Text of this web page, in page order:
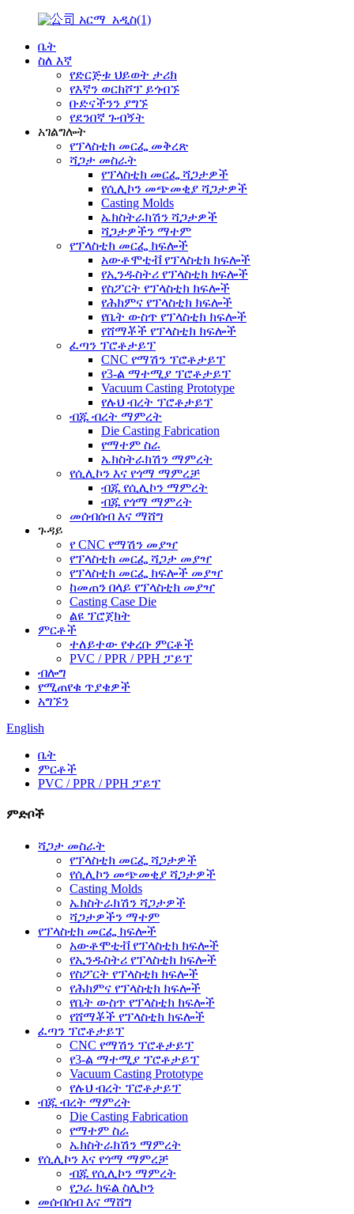
ቤት
ስለ እኛ
የድርጅቱ ህይወት ታሪክ
የእኛን ወርክሾፕ ይጎብኙ
ቡድናችንን ያግኙ
የደንበኛ ጉብኝት
አገልግሎት
የፕላስቲክ መርፌ መቅረጽ
ሻጋታ መስራት
የፕላስቲክ መርፌ ሻጋታዎች
የሲሊኮን መጭመቂያ ሻጋታዎች
Casting Molds
ኤክስትራክሽን ሻጋታዎች
ሻጋታዎችን ማተም
የፕላስቲክ መርፌ ክፍሎች
አውቶሞቲቭ የፕላስቲክ ክፍሎች
የኢንዱስትሪ የፕላስቲክ ክፍሎች
የስፖርት የፕላስቲክ ክፍሎች
የሕክምና የፕላስቲክ ክፍሎች
የቤት ውስጥ የፕላስቲክ ክፍሎች
የሸማቾች የፕላስቲክ ክፍሎች
ፈጣን ፕሮቶታይፕ
CNC የማሽን ፕሮቶታይፕ
የ3-ል ማተሚያ ፕሮቶታይፕ
Vacuum Casting Prototype
የሉህ ብረት ፕሮቶታይፕ
ብጁ ብረት ማምረት
Die Casting Fabrication
የማተም ስራ
ኤክስትራክሽን ማምረት
የሲሊኮን እና የጎማ ማምረቻ
ብጁ የሲሊኮን ማምረት
ብጁ የጎማ ማምረት
መሰብሰብ እና ማሸግ
ጉዳይ
የ CNC የማሽን መያዣ
የፕላስቲክ መርፌ ሻጋታ መያዣ
የፕላስቲክ መርፌ ክፍሎች መያዣ
ከመጠን በላይ የፕላስቲክ መያዣ
Casting Case Die
ልዩ ፕሮጀክት
ምርቶች
ተለይተው የቀረቡ ምርቶች
PVC / PPR / PPH ፓይፕ
ብሎግ
የሚጠየቁ ጥያቄዎች
አግኙን
English
ቤት
ምርቶች
PVC / PPR / PPH ፓይፕ
ምድቦች
ሻጋታ መስራት
የፕላስቲክ መርፌ ሻጋታዎች
የሲሊኮን መጭመቂያ ሻጋታዎች
Casting Molds
ኤክስትራክሽን ሻጋታዎች
ሻጋታዎችን ማተም
የፕላስቲክ መርፌ ክፍሎች
አውቶሞቲቭ የፕላስቲክ ክፍሎች
የኢንዱስትሪ የፕላስቲክ ክፍሎች
የስፖርት የፕላስቲክ ክፍሎች
የሕክምና የፕላስቲክ ክፍሎች
የቤት ውስጥ የፕላስቲክ ክፍሎች
የሸማቾች የፕላስቲክ ክፍሎች
ፈጣን ፕሮቶታይፕ
CNC የማሽን ፕሮቶታይፕ
የ3-ል ማተሚያ ፕሮቶታይፕ
Vacuum Casting Prototype
የሉህ ብረት ፕሮቶታይፕ
ብጁ ብረት ማምረት
Die Casting Fabrication
የማተም ስራ
ኤክስትራክሽን ማምረት
የሲሊኮን እና የጎማ ማምረቻ
ብጁ የሲሊኮን ማምረት
የጋራ ክፍል ስሊኮን
መሰብሰብ እና ማሸግ